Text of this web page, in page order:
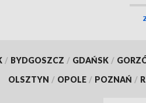
/ BYDGOSZCZ / GDAŃSK /
OLSZTYN / OPOLE / POZNAŃ /